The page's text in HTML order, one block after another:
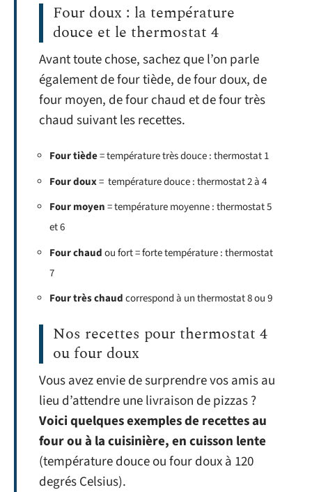
Four doux : la température
douce et le thermostat 4
Avant toute chose, sachez que l’on parle
également de four tiède, de four doux, de
four moyen, de four chaud et de four très
chaud suivant les recettes.
Four tiède= température très douce : thermostat 1
Four doux= température douce : thermostat 2 à 4
Four moyen= température moyenne : thermostat 5
et 6
Four chaudou fort = forte température : thermostat
7
Four très chaudcorrespond à un thermostat 8 ou 9
Nos recettes pour thermostat 4
ou four doux
Vous avez envie de surprendre vos amis au
lieu d’attendre une livraison de pizzas ?
Voici quelques exemples de recettes au
four ou à la cuisinière, en cuisson lente
(température douce ou four doux à 120
degrés Celsius).